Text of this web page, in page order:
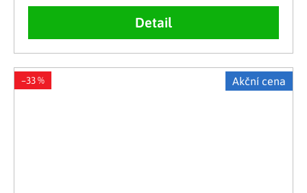
Detail
Akční cena
–33 %